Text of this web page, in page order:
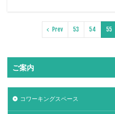
Prev 53 54 55
ご案内
コワーキングスペース